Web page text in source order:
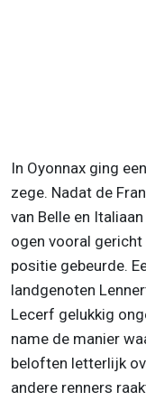
In Oyonnax ging
zege. Nadat de
van Belle en
ogen vooral
positie gebeurde.
landgenoten
Lecerf gelukkig
name de manier
beloften letterlijk
andere renners